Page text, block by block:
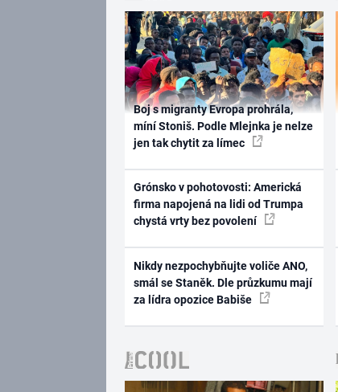
Boj s migranty Evropa prohrála,
míní Stoniš. Podle Mlejnka je nelze
jen tak chytit za límec
Grónsko v pohotovosti: Americká
firma napojená na lidi od Trumpa
chystá vrty bez povolení
Nikdy nezpochybňujte voliče ANO,
smál se Staněk. Dle průzkumu mají
za lídra opozice Babiše